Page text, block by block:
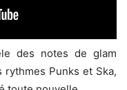
des notes de glam
rythmes Punks et Ska,